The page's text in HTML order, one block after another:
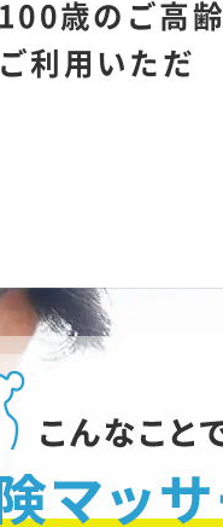
歳のご高齢
利用いただ